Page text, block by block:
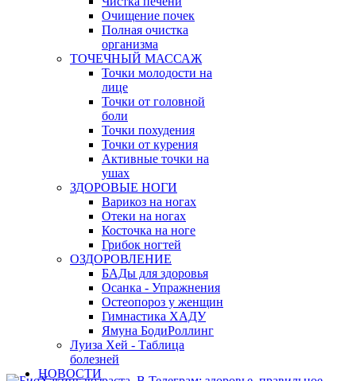
Очищение почек
Полная очистка
организма
ТОЧЕЧНЫЙ МАССАЖ
Точки молодости на
лице
Точки от головной
боли
Точки похудения
Точки от курения
Активные точки на
ушах
ЗДОРОВЫЕ НОГИ
Варикоз на ногах
Отеки на ногах
Косточка на ноге
Грибок ногтей
ОЗДОРОВЛЕНИЕ
БАДы для здоровья
Осанка - Упражнения
Остеопороз у женщин
Гимнастика ХАДУ
Ямуна БодиРоллинг
Луиза Хей - Таблица
болезней
НОВОСТИ